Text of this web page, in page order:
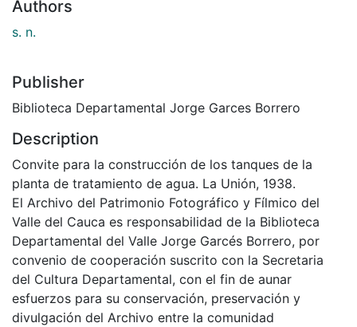
Authors
s. n.
Publisher
Biblioteca Departamental Jorge Garces Borrero
Description
Convite para la construcción de los tanques de la
planta de tratamiento de agua. La Unión, 1938.
El Archivo del Patrimonio Fotográfico y Fílmico del
Valle del Cauca es responsabilidad de la Biblioteca
Departamental del Valle Jorge Garcés Borrero, por
convenio de cooperación suscrito con la Secretaria
del Cultura Departamental, con el fin de aunar
esfuerzos para su conservación, preservación y
divulgación del Archivo entre la comunidad